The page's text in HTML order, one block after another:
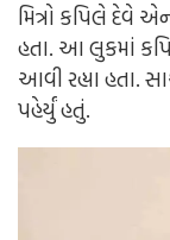
મિત્રો કપિલે દેવે
હતા. આ લુકમાં
આવી રહ્યા હતા.
પહેર્યું હતું.